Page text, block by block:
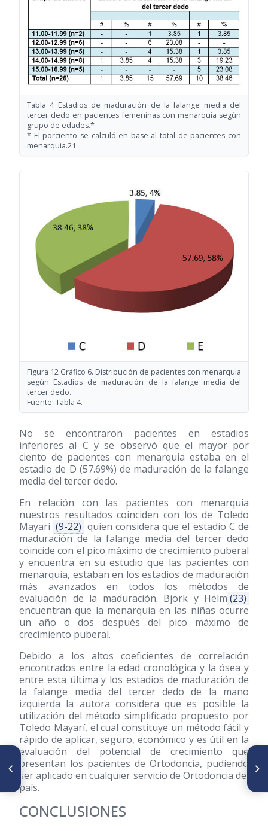
Tabla 4 Estadios de maduración de la falange media del
tercer dedo en pacientes femeninas con menarquia según
grupo de edades.*
* El porciento se calculó en base al total de pacientes con
menarquia.21
Figura 12 Gráfico 6. Distribución de pacientes con menarquia
según Estadios de maduración de la falange media del
tercer dedo.
Fuente: Tabla 4.
No se encontraron pacientes en estadios
inferiores al C y se observó que el mayor por
ciento de pacientes con menarquia estaba en el
estadio de D (57.69%) de maduración de la falange
media del tercer dedo.
En relación con las pacientes con menarquia
nuestros resultados coinciden con los de Toledo
Mayarí (9-22) quien considera que el estadio C de
maduración de la falange media del tercer dedo
coincide con el pico máximo de crecimiento puberal
y encuentra en su estudio que las pacientes con
menarquia, estaban en los estadios de maduración
más avanzados en todos los métodos de
evaluación de la maduración. Björk y Helm (23)
encuentran que la menarquia en las niñas ocurre
un año o dos después del pico máximo de
crecimiento puberal.
Debido a los altos coeficientes de correlación
encontrados entre la edad cronológica y la ósea y
entre esta última y los estadios de maduración de
la falange media del tercer dedo de la mano
izquierda la autora considera que es posible la
utilización del método simplificado propuesto por
Toledo Mayarí, el cual constituye un método fácil y
rápido de aplicar, seguro, económico y es útil en la
evaluación del potencial de crecimiento que
presentan los pacientes de Ortodoncia, pudiendo
ser aplicado en cualquier servicio de Ortodoncia del
país.
CONCLUSIONES
ARTÍCULO ANTERIOR
Tratamiento ortodóncico de
maloclusión clase II unilateral
mediante extracción
SIGUIENTE ARTÍCULO
Evaluación por medio de
Tomografía Computarizada